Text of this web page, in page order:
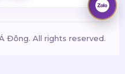
Đông. All rights reserved.